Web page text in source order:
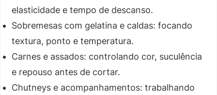
elasticidade e tempo de descanso.
Sobremesas com gelatina e caldas: focando
textura, ponto e temperatura.
Carnes e assados: controlando cor, suculência
e repouso antes de cortar.
Chutneys e acompanhamentos: trabalhando